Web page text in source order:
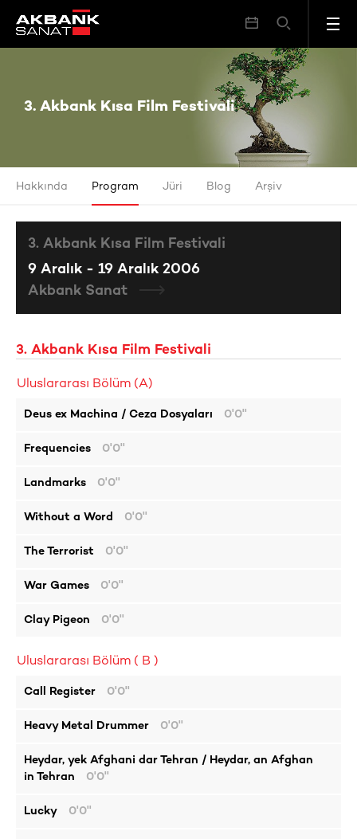
3. Akbank Kısa Film Festivali
3. Akbank Kısa Film Festivali
Hakkında Program Jüri Blog Arşiv
3. Akbank Kısa Film Festivali
Uluslararası Bölüm (A)
Deus ex Machina / Ceza Dosyaları 0'0''
Frequencies 0'0''
Landmarks 0'0''
Without a Word 0'0''
The Terrorist 0'0''
War Games 0'0''
Clay Pigeon 0'0''
Uluslararası Bölüm ( B )
Call Register 0'0''
Heavy Metal Drummer 0'0''
Heydar, yek Afghani dar Tehran / Heydar, an Afghan
in Tehran
0'0''
Lucky 0'0''
3. Akbank Kısa Film Festivali
9 Aralık - 19 Aralık 2006
Akbank Sanat